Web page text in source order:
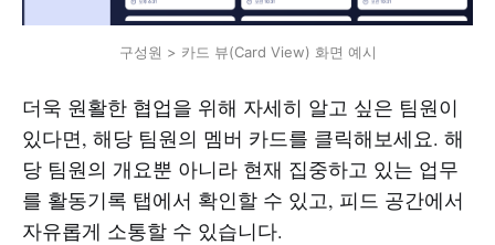
구성원 > 카드 뷰(Card View) 화면 예시
더욱 원활한 협업을 위해 자세히 알고 싶은 팀원이
있다면, 해당 팀원의 멤버 카드를 클릭해보세요. 해
당 팀원의 개요뿐 아니라 현재 집중하고 있는 업무
를 활동기록 탭에서 확인할 수 있고, 피드 공간에서
자유롭게 소통할 수 있습니다.